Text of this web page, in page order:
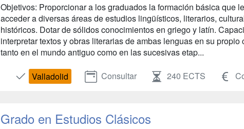
Objetivos: Proporcionar a los graduados la formación básica que
acceder a diversas áreas de estudios lingüísticos, literarios,
históricos. Dotar de sólidos conocimientos en griego y latín.
interpretar textos y obras literarias de ambas lenguas en su propio
tanto en el mundo antiguo como en las sucesivas etap...
Valladolid Consultar 240 ECTS
Grado en Estudios Clásicos